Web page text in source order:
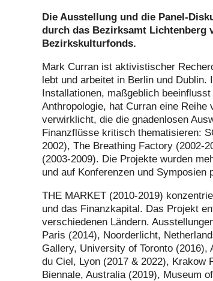
Die Ausstellung und die Panel-
durch das Bezirksamt Lichtenberg
Bezirkskulturfonds.
Mark Curran ist aktivistischer
lebt und arbeitet in Berlin und Dublin.
Installationen, maßgeblich
Anthropologie, hat Curran eine Reihe
verwirklicht, die die gnadenlosen
Finanzflüsse kritisch thematisieren:
2002), The Breathing Factory (2002-
(2003-2009). Die Projekte wurden
und auf Konferenzen und Symposien
THE MARKET (2010-2019)
und das Finanzkapital. Das Projekt
verschiedenen Ländern.
Paris (2014), Noorderlicht,
Gallery, University of Toronto (2016),
du Ciel, Lyon (2017 & 2022), Krakow
Biennale, Australia (2019), Museum